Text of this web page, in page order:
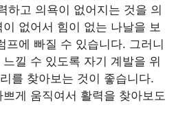
하고 의욕이 없어지는 것을 의
없어서 힘이 없는 나날을 보
프에 빠질 수 있습니다. 그러니
낄 수 있도록 자기 계발을 위
를 찾아보는 것이 좋습니다.
게 움직여서 활력을 찾아보도